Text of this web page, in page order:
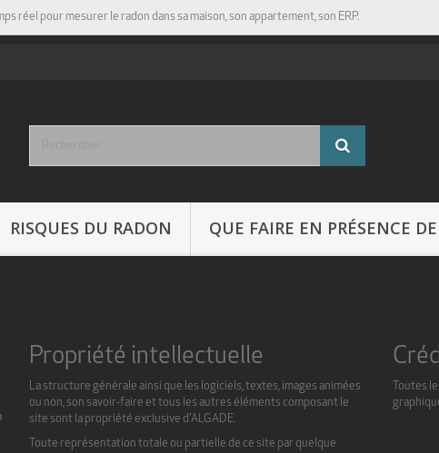
réel pour mesurer le radon dans sa maison, son appartement, son ERP.
RISQUES DU RADON QUE FAIRE EN PRÉSENCE
Propriété intellectuelle
La structure générale ainsi que les logiciels, textes, images animées
ou non, son savoir-faire et tous les autres éléments composant le
site sont la propriété exclusive d'ALGADE.
Toute représentation totale ou partielle de ce site par quelque
Toutes